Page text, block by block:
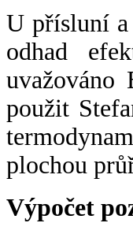
U přísluní a
odhad
uvažováno
použit
plochou
Výpočet